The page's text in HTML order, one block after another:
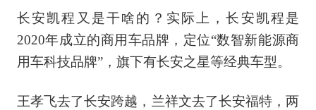
长安凯程又是干啥的？实际上，长安凯程是
2020年成立的商用车品牌，定位“数智新能源商
用车科技品牌”，旗下有长安之星等经典车型。
王孝飞去了长安跨越，兰祥文去了长安福特，两